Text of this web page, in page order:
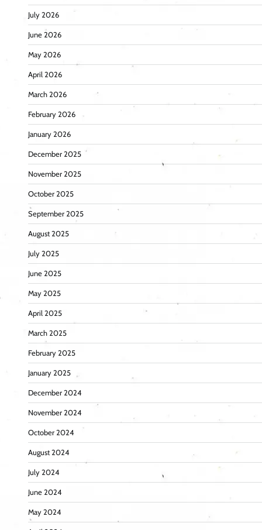
July 2026
June 2026
May 2026
April 2026
March 2026
February 2026
January 2026
December 2025
November 2025
October 2025
September 2025
August 2025
July 2025
June 2025
May 2025
April 2025
March 2025
February 2025
January 2025
December 2024
November 2024
October 2024
August 2024
July 2024
June 2024
May 2024